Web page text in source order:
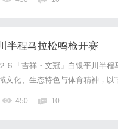
注于工艺优化等高价值创新。借
半程马拉松鸣枪开赛
６「吉祥・文冠」白银平川半
化、生态特色与体育精神，以
土，以奔跑诠释运动热爱，在生
本届赛事由甘肃省田径协会指导
450 10